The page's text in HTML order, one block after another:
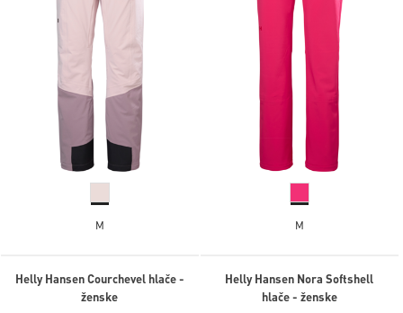
M
Helly Hansen Courchevel hlače -
ženske
M
Helly Hansen Nora Softshell
hlače - ženske